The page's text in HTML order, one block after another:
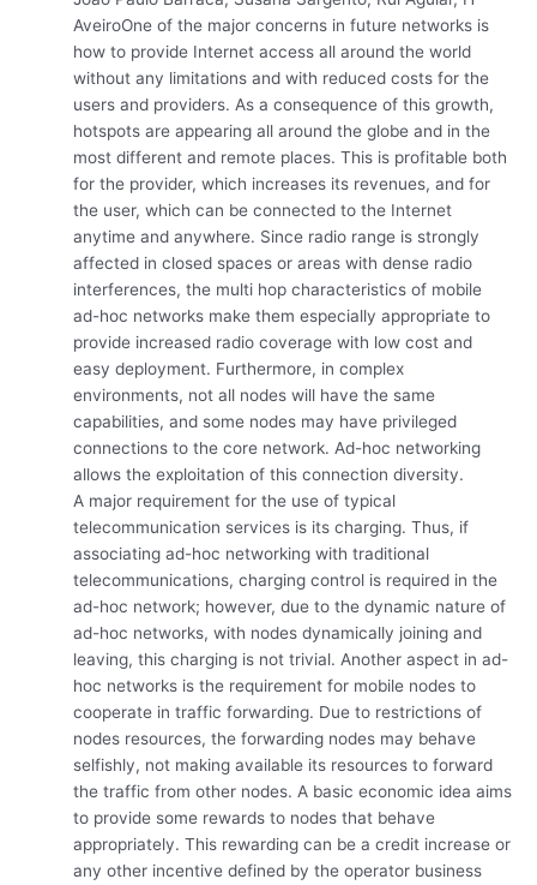
AveiroOne of the major concerns in future networks is
how to provide Internet access all around the world
without any limitations and with reduced costs for the
users and providers. As a consequence of this growth,
hotspots are appearing all around the globe and in the
most different and remote places. This is profitable both
for the provider, which increases its revenues, and for
the user, which can be connected to the Internet
anytime and anywhere. Since radio range is strongly
affected in closed spaces or areas with dense radio
interferences, the multi hop characteristics of mobile
ad-hoc networks make them especially appropriate to
provide increased radio coverage with low cost and
easy deployment. Furthermore, in complex
environments, not all nodes will have the same
capabilities, and some nodes may have privileged
connections to the core network. Ad-hoc networking
allows the exploitation of this connection diversity.
A major requirement for the use of typical
telecommunication services is its charging. Thus, if
associating ad-hoc networking with traditional
telecommunications, charging control is required in the
ad-hoc network; however, due to the dynamic nature of
ad-hoc networks, with nodes dynamically joining and
leaving, this charging is not trivial. Another aspect in ad-
hoc networks is the requirement for mobile nodes to
cooperate in traffic forwarding. Due to restrictions of
nodes resources, the forwarding nodes may behave
selfishly, not making available its resources to forward
the traffic from other nodes. A basic economic idea aims
to provide some rewards to nodes that behave
appropriately. This rewarding can be a credit increase or
any other incentive defined by the operator business